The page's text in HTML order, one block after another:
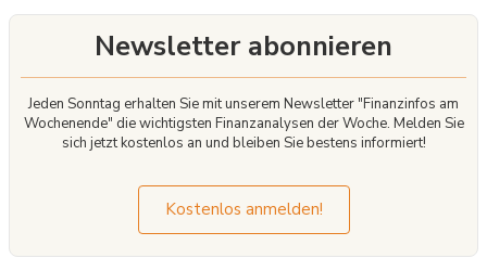
Haftungsausschluss: Das bereitgestellte Material dient nur zu
Informationszwecken und sollte nicht als Anlageberatung betrachtet werden.
Die im Text geäußerten Ansichten, Informationen oder Meinungen gehören
ausschließlich dem Autor und nicht dem Arbeitgeber, der Organisation, dem
Ausschuss oder einer anderen Gruppe oder Einzelperson oder Firma des
Newsletter abonnieren
Jeden Sonntag erhalten Sie mit unserem Newsletter "Finanzinfos am
Wochenende" die wichtigsten Finanzanalysen der Woche. Melden Sie
sich jetzt kostenlos an und bleiben Sie bestens informiert!
Kostenlos anmelden!